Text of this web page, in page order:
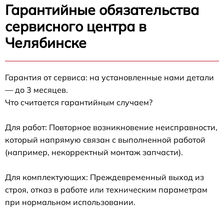
Гарантийные обязательства
сервисного центра в
Челябинске
Гарантия от сервиса: на установленные нами детали
— до 3 месяцев.
Что считается гарантийным случаем?
Для работ: Повторное возникновение неисправности,
который напрямую связан с выполненной работой
(например, некорректный монтаж запчасти).
Для комплектующих: Преждевременный выход из
строя, отказ в работе или техническим параметрам
при нормальном использовании.